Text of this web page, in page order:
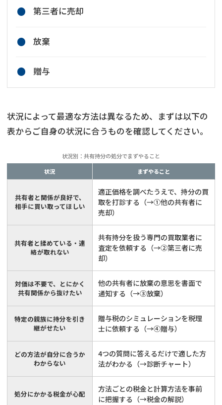
第三者に売却
放棄
贈与
状況によって最適な方法は異なるため、まずは以下の
表からご自身の状況に合うものを確認してください。
状況別：共有持分の処分でまずやること
状況
まずやること
共有者と関係が良好で、
相手に買い取ってほしい
適正価格を調べたうえで、持分の買
取を打診する（→①他の共有者に
売却）
共有者と揉めている・連
絡が取れない
共有持分を扱う専門の買取業者に
査定を依頼する（→②第三者に売
却）
対価は不要で、とにかく
共有関係から抜けたい
他の共有者に放棄の意思を書面で
通知する（→③放棄）
特定の親族に持分を引き
継がせたい
贈与税のシミュレーションを税理
士に依頼する（→④贈与）
どの方法が自分に合うか
わからない
4つの質問に答えるだけで適した方
法がわかる（→診断チャート）
処分にかかる税金が心配
方法ごとの税金と計算方法を事前
に把握する（→税金の解説）